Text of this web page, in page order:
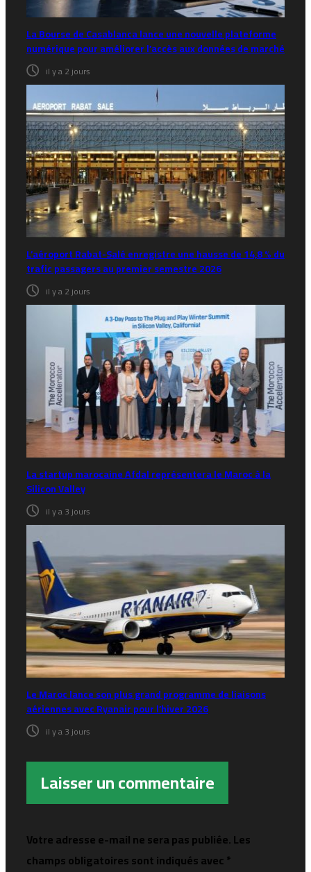
La Bourse de Casablanca lance une nouvelle plateforme
numérique pour améliorer l’accès aux données de marché
il y a 2 jours
L’aéroport Rabat-Salé enregistre une hausse de 14,8 % du
trafic passagers au premier semestre 2026
il y a 2 jours
La startup marocaine Afdal représentera le Maroc à la
Silicon Valley
il y a 3 jours
Le Maroc lance son plus grand programme de liaisons
aériennes avec Ryanair pour l’hiver 2026
il y a 3 jours
Laisser un commentaire
Votre adresse e-mail ne sera pas publiée.Les
champs obligatoires sont indiqués avec*